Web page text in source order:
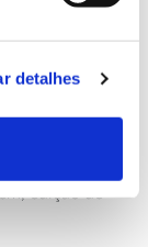
detalhes
no
e por